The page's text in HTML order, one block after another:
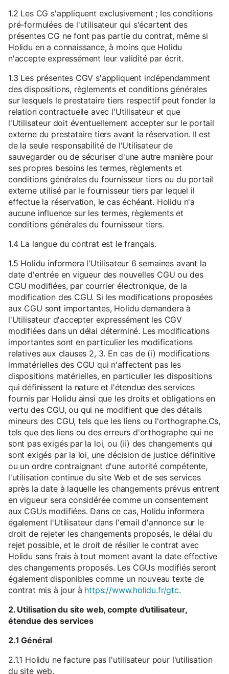
1.2 Les CG s'appliquent exclusivement ; les conditions
pré-formulées de l'utilisateur qui s'écartent des
présentes CG ne font pas partie du contrat, même si
Holidu en a connaissance, à moins que Holidu
n'accepte expressément leur validité par écrit.
1.3 Les présentes CGV s'appliquent indépendamment
des dispositions, règlements et conditions générales
sur lesquels le prestataire tiers respectif peut fonder la
relation contractuelle avec l'Utilisateur et que
l'Utilisateur doit éventuellement accepter sur le portail
externe du prestataire tiers avant la réservation. Il est
de la seule responsabilité de l'Utilisateur de
sauvegarder ou de sécuriser d'une autre manière pour
ses propres besoins les termes, règlements et
conditions générales du fournisseur tiers ou du portail
externe utilisé par le fournisseur tiers par lequel il
effectue la réservation, le cas échéant. Holidu n'a
aucune influence sur les termes, règlements et
conditions générales du fournisseur tiers.
1.4 La langue du contrat est le français.
1.5 Holidu informera l'Utilisateur 6 semaines avant la
date d'entrée en vigueur des nouvelles CGU ou des
CGU modifiées, par courrier électronique, de la
modification des CGU. Si les modifications proposées
aux CGU sont importantes, Holidu demandera à
l'Utilisateur d'accepter expressément les CGV
modifiées dans un délai déterminé. Les modifications
importantes sont en particulier les modifications
relatives aux clauses 2, 3. En cas de (i) modifications
immatérielles des CGU qui n'affectent pas les
dispositions matérielles, en particulier les dispositions
qui définissent la nature et l'étendue des services
fournis par Holidu ainsi que les droits et obligations en
vertu des CGU, ou qui ne modifient que des détails
mineurs des CGU, tels que les liens ou l'orthographe.Cs,
tels que des liens ou des erreurs d'orthographe qui ne
sont pas exigés par la loi, ou (ii) des changements qui
sont exigés par la loi, une décision de justice définitive
ou un ordre contraignant d'une autorité compétente,
l'utilisation continue du site Web et de ses services
après la date à laquelle les changements prévus entrent
en vigueur sera considérée comme un consentement
aux CGUs modifiées. Dans ce cas, Holidu informera
également l'Utilisateur dans l'email d'annonce sur le
droit de rejeter les changements proposés, le délai du
rejet possible, et le droit de résilier le contrat avec
Holidu sans frais à tout moment avant la date effective
des changements proposés. Les CGUs modifiés seront
également disponibles comme un nouveau texte de
contrat mis à jour à https://www.holidu.fr/gtc.
2. Utilisation du site web, compte d'utilisateur,
étendue des services
2.1 Général
2.1.1 Holidu ne facture pas l'utilisateur pour l'utilisation
du site web.